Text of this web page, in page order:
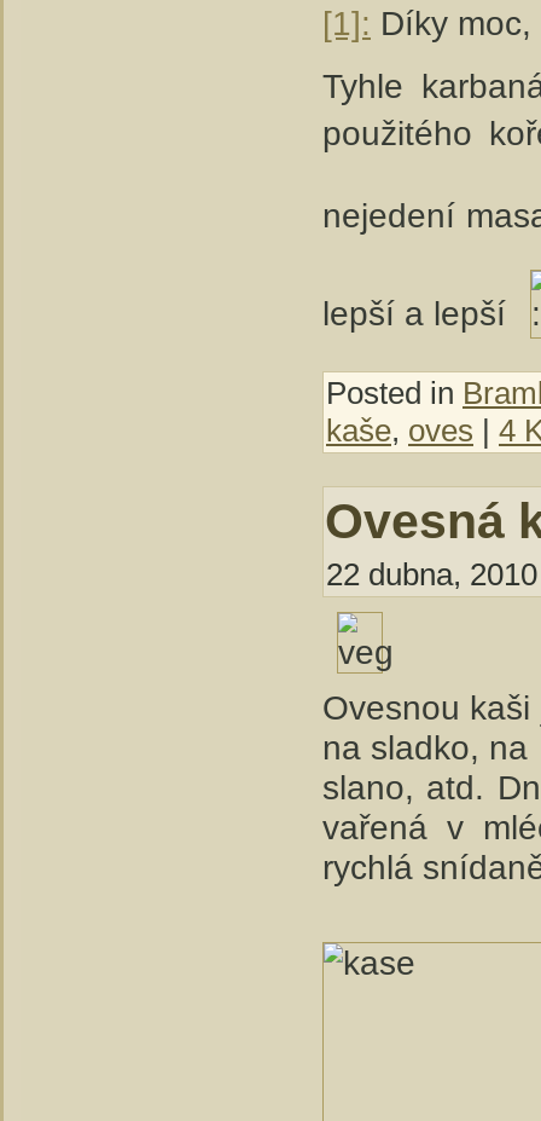
[1]: Díky
Tyhle
použitého
nejedení
lepší a lepší
Posted in
kaše, oves | 4
Ovesná
22 dubna,
Ovesnou
na sladko, na
slano, atd.
vařená v
rychlá